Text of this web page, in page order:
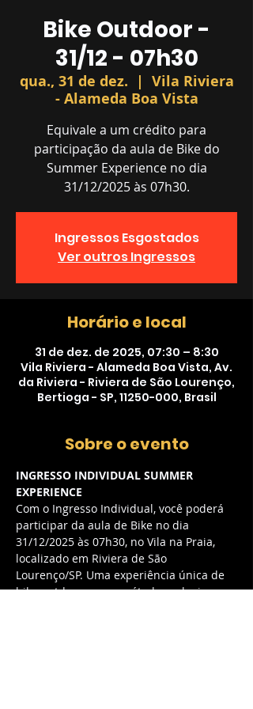
Bike Outdoor -
31/12 - 07h30
qua., 31 de dez.
  |
Vila Riviera
- Alameda Boa Vista
Equivale a um crédito para
participação da aula de Bike do
Summer Experience no dia
31/12/2025 às 07h30.
Ingressos Esgostados
Ver outros Ingressos
Horário e local
31 de dez. de 2025, 07:30 – 8:30
Vila Riviera - Alameda Boa Vista, Av.
da Riviera - Riviera de São Lourenço,
Bertioga - SP, 11250-000, Brasil
Sobre o evento
INGRESSO INDIVIDUAL SUMMER
EXPERIENCE
Com o Ingresso Individual, você poderá
participar da aula de Bike no dia
31/12/2025 às 07h30, no Vila na Praia,
localizado em Riviera de São
Lourenço/SP. Uma experiência única de
bike outdoor com o método exclusivo